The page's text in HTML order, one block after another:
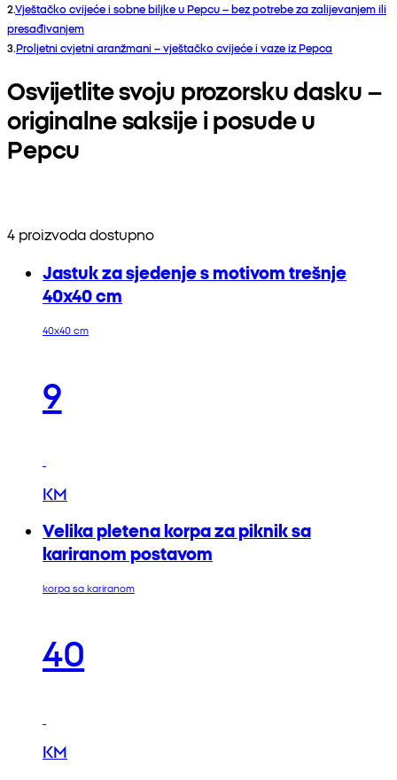
2.Vještačko cvijeće i sobne biljke u Pepcu – bez potrebe za zalijevanjem ili
presađivanjem
3.Proljetni cvjetni aranžmani – vještačko cvijeće i vaze iz Pepca
Osvijetlite svoju prozorsku dasku –
originalne saksije i posude u
Pepcu
4 proizvoda dostupno
Jastuk za sjedenje s motivom trešnje
40x40 cm
40x40 cm
9
KM
Velika pletena korpa za piknik sa
kariranom postavom
korpa sa kariranom
40
KM